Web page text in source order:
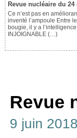
Revue nucléaire du 24
Ce n’est pas en
inventé l’ampoule Entre
bougie, il y a
INJOIGNABLE (…)
Revue
9 juin 2018